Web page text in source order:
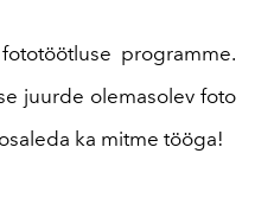
programme.
juurde olemasolev foto
ka mitme tööga!